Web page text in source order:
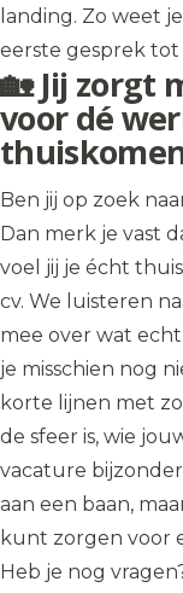
landing. Zo weet
eerste gesprek
🏡 Jij zorgt
voor dé
Ben jij op zoek
Dan merk je vast
voel jij je écht
cv. We luisteren
mee over wat
je misschien nog
korte lijnen met
de sfeer is, wie
vacature
aan een baan,
kunt zorgen voor
Heb je nog